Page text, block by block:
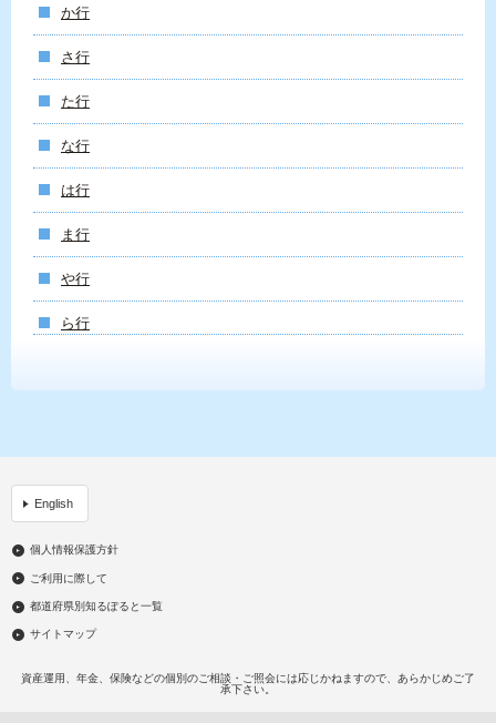
か行
さ行
た行
な行
は行
ま行
や行
ら行
English
個人情報保護方針
ご利用に際して
都道府県別知るぽると一覧
サイトマップ
資産運用、年金、保険などの個別のご相談・ご照会には応じかねますので、あらかじめご了
承下さい。